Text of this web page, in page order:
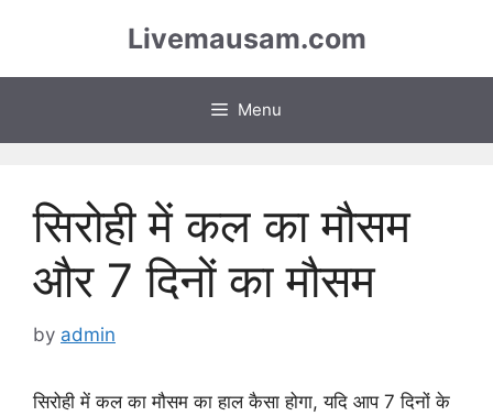
Livemausam.com
Menu
सिरोही में कल का मौसम
और 7 दिनों का मौसम
by admin
सिरोही में कल का मौसम का हाल कैसा होगा, यदि आप 7 दिनों के